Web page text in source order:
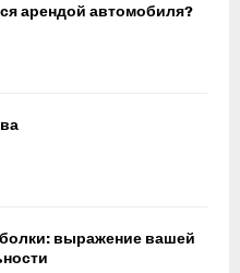
арендой автомобиля?
выражение вашей